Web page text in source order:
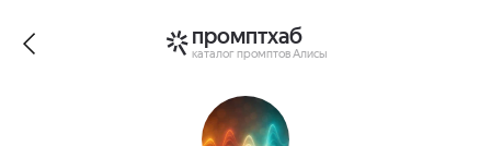
промптхаб
каталог промптов Алисы